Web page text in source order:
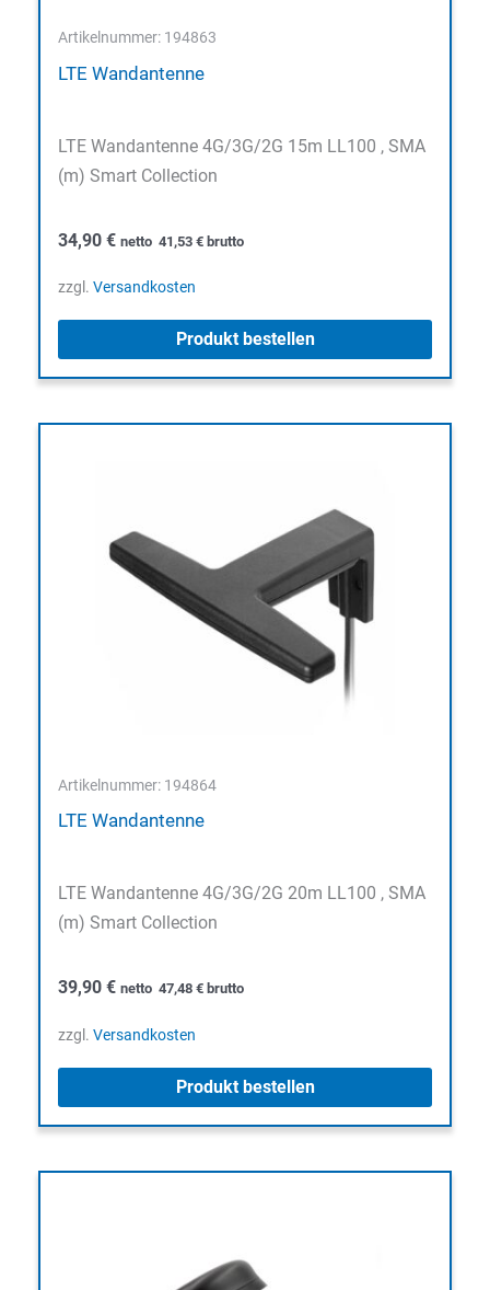
Artikelnummer: 194863
LTE Wandantenne
LTE Wandantenne 4G/3G/2G 15m LL100 , SMA
(m) Smart Collection
34,90 € netto 41,53 € brutto
zzgl. Versandkosten
Produkt bestellen
Artikelnummer: 194864
LTE Wandantenne
LTE Wandantenne 4G/3G/2G 20m LL100 , SMA
(m) Smart Collection
39,90 € netto 47,48 € brutto
zzgl. Versandkosten
Produkt bestellen